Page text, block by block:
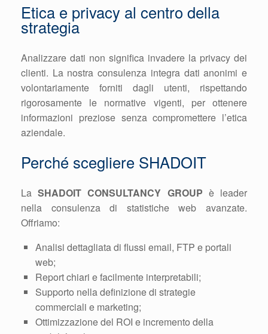
Etica e privacy al centro della
strategia
Analizzare dati non significa invadere la privacy dei
clienti. La nostra consulenza integra dati anonimi e
volontariamente forniti dagli utenti, rispettando
rigorosamente le normative vigenti, per ottenere
informazioni preziose senza compromettere l’etica
aziendale.
Perché scegliere SHADOIT
LaSHADOIT CONSULTANCY GROUP è leader
nella consulenza di statistiche web avanzate.
Offriamo:
Analisi dettagliata di flussi email, FTP e portali
web;
Report chiari e facilmente interpretabili;
Supporto nella definizione di strategie
commerciali e marketing;
Ottimizzazione del ROI e incremento della